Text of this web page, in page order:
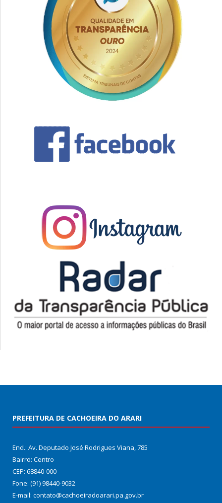
PREFEITURA DE CACHOEIRA DO ARARI
End.: Av. Deputado José Rodrigues Viana, 785
Bairro: Centro
CEP: 68840-000
Fone: (91) 98440-9032
E-mail: contato@cachoeiradoarari.pa.gov.br